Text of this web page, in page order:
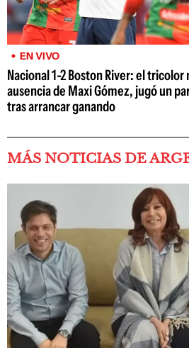
EN VIVO
Nacional 1-2 Boston River: el
ausencia de Maxi Gómez, jugó un
tras arrancar ganando
MÁS NOTICIAS DE